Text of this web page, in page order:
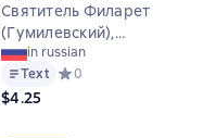
Святитель Филарет
(Гумилевский),
архиепископ
Черниговский and others
in russian
Text Средний рейтинг 0
0
$4.25